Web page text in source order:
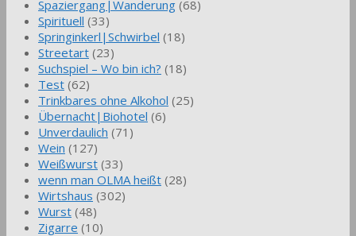
Spaziergang|Wanderung (68)
Spirituell (33)
Springinkerl|Schwirbel (18)
Streetart (23)
Suchspiel – Wo bin ich? (18)
Test (62)
Trinkbares ohne Alkohol (25)
Übernacht|Biohotel (6)
Unverdaulich (71)
Wein (127)
Weißwurst (33)
wenn man OLMA heißt (28)
Wirtshaus (302)
Wurst (48)
Zigarre (10)